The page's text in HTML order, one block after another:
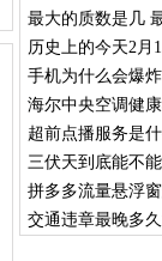
最大的质数是几
历史上的今天2月
手机为什么会爆炸
海尔中央空调健
超前点播服务是
三伏天到底能不
拼多多流量悬浮
交通违章最晚多